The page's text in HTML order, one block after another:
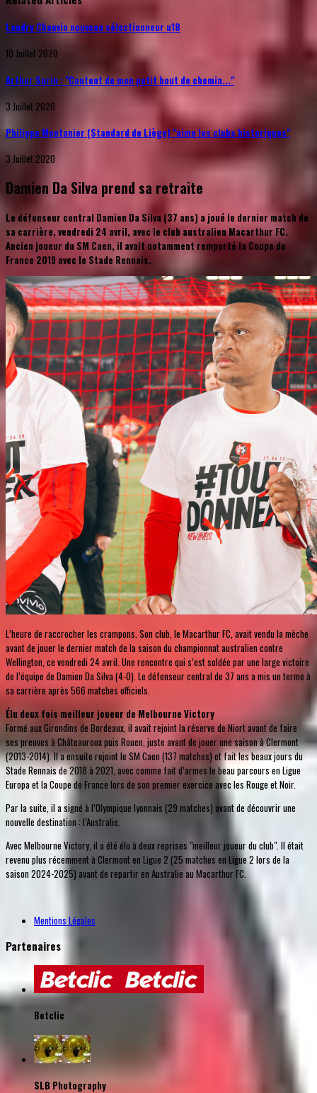
Landry Chauvin nouveau sélectionneur u18
10 Juillet 2020
Arthur Sorin : "Content de mon petit bout de chemin..."
3 Juillet 2020
Philippe Montanier (Standard de Liège) "aime les clubs historiques"
3 Juillet 2020
Damien Da Silva prend sa retraite
Le défenseur central Damien Da Silva (37 ans) a joué le dernier match de
sa carrière, vendredi 24 avril, avec le club australien Macarthur FC.
Ancien joueur du SM Caen, il avait notamment remporté la Coupe de
France 2019 avec le Stade Rennais.
L’heure de raccrocher les crampons. Son club, le Macarthur FC, avait vendu la mèche
avant de jouer le dernier match de la saison du championnat australien contre
Wellington, ce vendredi 24 avril. Une rencontre qui s’est soldée par une large victoire
de l’équipe de Damien Da Silva (4-0). Le défenseur central de 37 ans a mis un terme à
sa carrière après 566 matches officiels.
Élu deux fois meilleur joueur de Melbourne Victory
Formé aux Girondins de Bordeaux, il avait rejoint la réserve de Niort avant de faire
ses preuves à Châteauroux puis Rouen, juste avant de jouer une saison à Clermont
(2013-2014). Il a ensuite rejoint le SM Caen (137 matches) et fait les beaux jours du
Stade Rennais de 2018 à 2021, avec comme fait d’armes le beau parcours en Ligue
Europa et la Coupe de France lors de son premier exercice avec les Rouge et Noir.
Par la suite, il a signé à l’Olympique lyonnais (29 matches) avant de découvrir une
nouvelle destination : l’Australie.
Avec Melbourne Victory, il a été élu à deux reprises "meilleur joueur du club". Il était
revenu plus récemment à Clermont en Ligue 2 (25 matches en Ligue 2 lors de la
saison 2024-2025) avant de repartir en Australie au Macarthur FC.
Mentions Légales
Partenaires
Betclic
SLB Photography